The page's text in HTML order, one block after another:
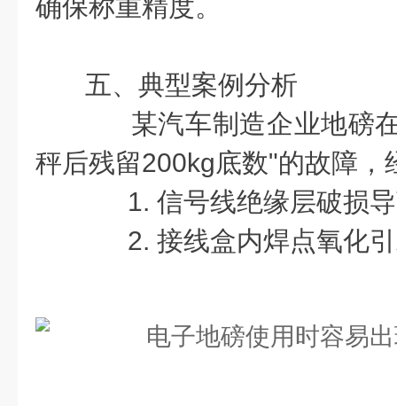
确保称重精度。
五、典型案例分析
某汽车制造企业地磅
秤后残留200kg底数"的故障，
1. 信号线绝缘层破损导
2. 接线盒内焊点氧化引